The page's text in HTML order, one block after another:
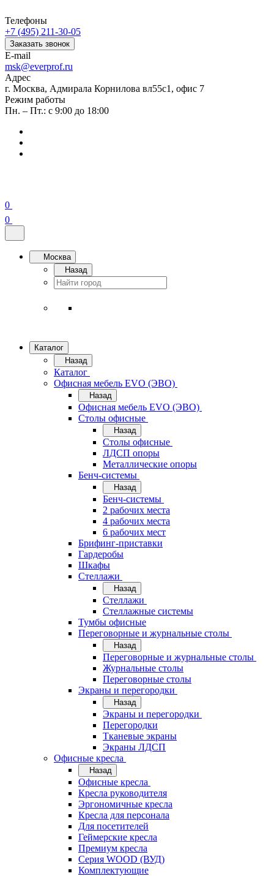
Телефоны
+7 (495) 211-30-05
Заказать звонок
E-mail
msk@everprof.ru
Адрес
г. Москва, Адмирала Корнилова вл55с1, офис 7
Режим работы
Пн. – Пт.: с 9:00 до 18:00
0
0
Москва
Назад
Каталог
Назад
Каталог
Офисная мебель EVO (ЭВО)
Назад
Офисная мебель EVO (ЭВО)
Cтолы офисные
Назад
Cтолы офисные
ЛДСП опоры
Металлические опоры
Бенч-системы
Назад
Бенч-системы
2 рабочих места
4 рабочих места
6 рабочих мест
Брифинг-приставки
Гардеробы
Шкафы
Стеллажи
Назад
Стеллажи
Стеллажные системы
Тумбы офисные
Переговорные и журнальные столы
Назад
Переговорные и журнальные столы
Журнальные столы
Переговорные столы
Экраны и перегородки
Назад
Экраны и перегородки
Перегородки
Тканевые экраны
Экраны ЛДСП
Офисные кресла
Назад
Офисные кресла
Кресла руководителя
Эргономичные кресла
Кресла для персонала
Для посетителей
Геймерские кресла
Премиум кресла
Серия WOOD (ВУД)
Комплектующие